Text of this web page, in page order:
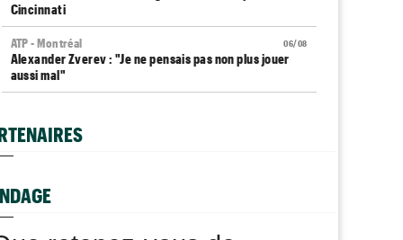
Cincinnati
06/08
ATP - Montréal
Alexander Zverev : "Je ne pensais pas non plus jouer
aussi mal"
mais..."
Auger-Aliassime, forfait : "Une douleur au niveau du
dos"